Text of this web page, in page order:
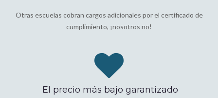
Otras escuelas cobran cargos adicionales por el certificado de
cumplimiento, ¡nosotros no!
El precio más bajo garantizado